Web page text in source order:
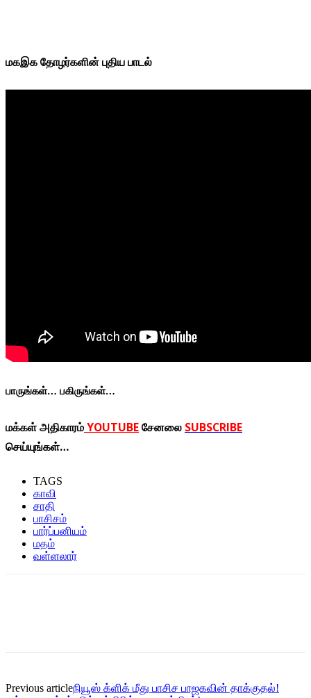
மகஇக தோழர்களின் புதிய பாடல்
பாருங்கள்… பகிருங்கள்…
மக்கள் அதிகாரம்YOUTUBEசேனலை SUBSCRIBE
செய்யுங்கள்…
TAGS
காவி
சாதி
பாசிசம்
பார்ப்பனியம்
மதம்
வள்ளலார்
Previous articleநியூஸ் க்ளிக் மீது பாசிச பாஜகவின் தாக்குதல்!